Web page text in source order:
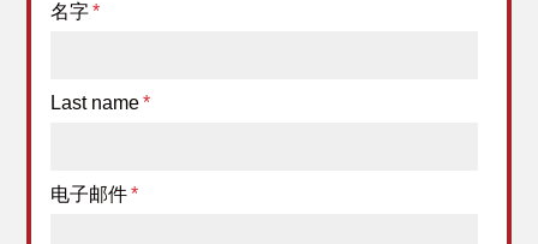
名字*
Last name*
电子邮件*